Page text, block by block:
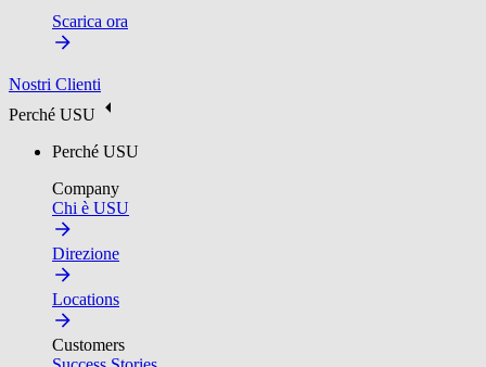
Scarica ora
Nostri Clienti
Perché USU
Perché USU
Company
Chi è USU
Direzione
Locations
Customers